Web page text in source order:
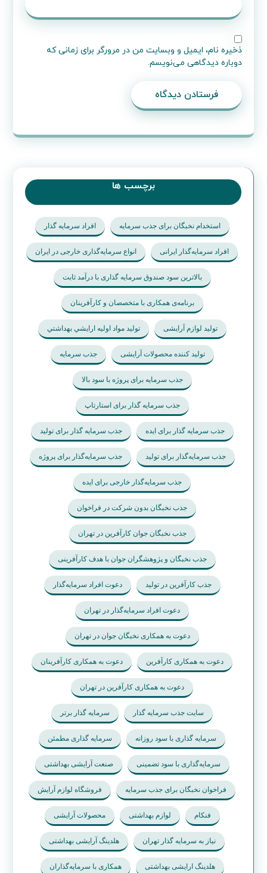
ذخیره نام، ایمیل و وبسایت من در مرورگر برای زمانی که
دوباره دیدگاهی می‌نویسم.
فرستادن دیدگاه
برچسب ها
استخدام نخبگان برای جذب سرمایه افراد سرمایه گذار
افراد سرمایه‌گذار ایرانی انواع سرمایه‌گذاری خارجی در ایران
بالاترین سود صندوق سرمایه گذاری با درآمد ثابت
برنامه‌ی همکاری با متخصصان و کارآفرینان
تولید لوازم آرایشی تولید مواد اوليه ارايشي بهداشتي
تولید کننده محصولات آرایشی جذب سرمایه
جذب سرمایه برای پروژه با سود بالا
جذب سرمایه گذار برای استارتاپ
جذب سرمایه گذار برای ایده جذب سرمایه گذار برای تولید
جذب سرمایه‌گذار برای تولید جذب سرمایه‌گذار برای پروژه
جذب سرمایه‌گذار خارجی برای ایده
جذب نخبگان بدون شرکت در فراخوان
جذب نخبگان جوان کارآفرین در تهران
جذب نخبگان و پژوهشگران جوان با هدف کارآفرینی
جذب کارآفرین در تولید دعوت افراد سرمایه‌گذار
دعوت افراد سرمایه‌گذار در تهران
دعوت به همکاری نخبگان جوان در تهران
دعوت به همکاری کارآفرین دعوت به همکاری کارآفرینان
دعوت به همکاری کارآفرین در تهران
سایت جذب سرمایه گذار سرمایه گذار برتر
سرمایه گذاری با سود روزانه سرمایه گذاری مطمئن
سرمایه‌گذاری با سود تضمینی صنعت آرایشی بهداشتی
فراخوان نخبگان برای جذب سرمایه فروشگاه لوازم آرایش
فنکام لوازم بهداشتی محصولات آرایشی
نیاز به سرمایه گذار تهران هلدینگ آرایشی بهداشتی
هلدینگ ارایشی بهداشتی همکاری با سرمایه‌گذاران